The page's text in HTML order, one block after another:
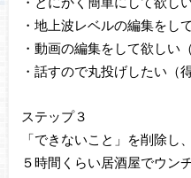
・地上波レベルの編集をし
・動画の編集をして欲しい
・話すので丸投げしたい（得
ステップ３
「できないこと」を削除し、
５時間くらい居酒屋でウン